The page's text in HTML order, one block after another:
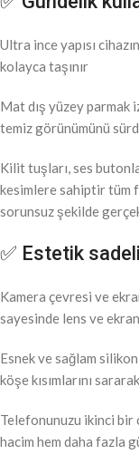
Ultra ince yapısı
kolayca taşınır
Mat dış yüzey parmak
temiz görünümünü
Kilit tuşları, ses
kesimlere sahiptir tüm
sorunsuz şekilde
✅ Estetik
Kamera çevresi ve
sayesinde lens ve
Esnek ve sağlam
köşe kısımlarını
Telefonunuzu ikinci bir
hacim hem daha fazla